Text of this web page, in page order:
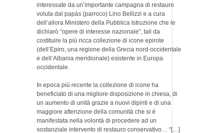
interessate da un’importante campagna di restauro
voluta dal papàs (parroco) Lino Bellizzi e a cura
dell’allora Ministero della Pubblica Istruzione che le
dichiarò “opere di interesse nazionale”, tali da
costituire la più ricca collezione di icone epirote
(dell’Epiro, una regione della Grecia nord-occidentale
e dell’Albania meridionale) esistente in Europa
occidentale.
In epoca più recente la collezione di icone ha
beneficiato di una migliore disposizione in chiesa, di
un aumento di unità grazie a nuovi dipinti e di una
maggiore attenzione della comunità che si è
manifestata nella volontà di procedere ad un
sostanziale intervento di restauro conservativo… “[…]